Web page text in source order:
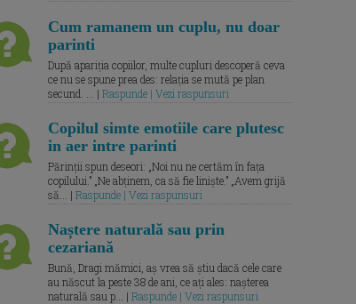
Cum ramanem un cuplu, nu doar
parinti
După apariția copiilor, multe cupluri descoperă ceva
ce nu se spune prea des: relația se mută pe plan
secund. ... | Raspunde | Vezi raspunsuri
Copilul simte emotiile care plutesc
in aer intre parinti
Părinții spun deseori: „Noi nu ne certăm în fața
copilului.” „Ne abținem, ca să fie liniște.” „Avem grijă
să... | Raspunde | Vezi raspunsuri
Naștere naturală sau prin
cezariană
Bună, Dragi mămici, aș vrea să știu dacă cele care
au născut la peste 38 de ani, ce ați ales: nașterea
naturală sau p... | Raspunde | Vezi raspunsuri